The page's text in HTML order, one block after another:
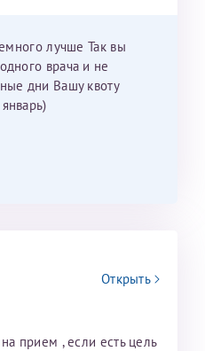
лучше Так вы
врача и не
дни Вашу квоту
Открыть
прием , если есть цель